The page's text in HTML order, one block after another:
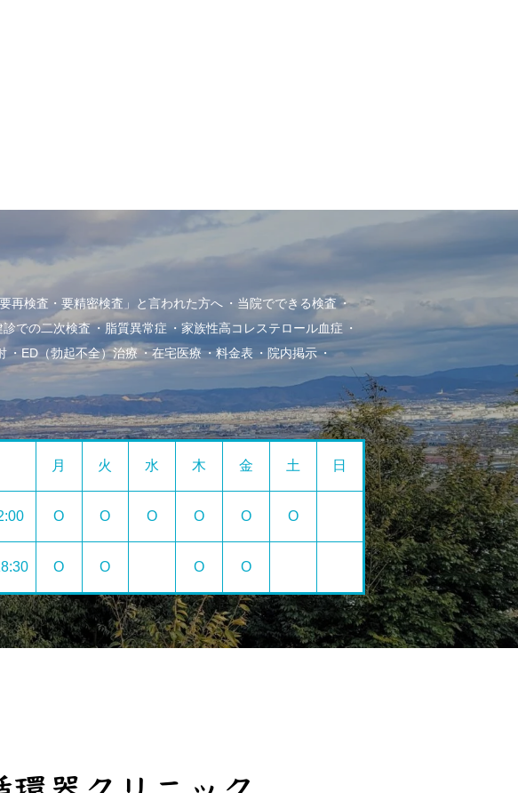
要再検査・要精密検査」と言われた方へ
当院でできる検査
診での二次検査 脂質異常症
家族性高コレステロール血症
ED（勃起不全）治療 在宅医療 料金表
院内掲示
月 火 水 木 金 土 日
O O O O O O
O O O O